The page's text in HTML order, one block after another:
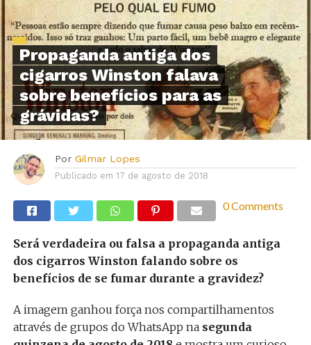
Propaganda antiga dos
cigarros Winston falava
sobre benefícios para as
grávidas?
Por Gilmar Lopes
Publicado em 17 de agosto de 2018
0 Comments
Será verdadeira ou falsa a propaganda antiga
dos cigarros Winston falando sobre os
benefícios de se fumar durante a gravidez?
A imagem ganhou força nos compartilhamentos
através de grupos do WhatsApp na segunda